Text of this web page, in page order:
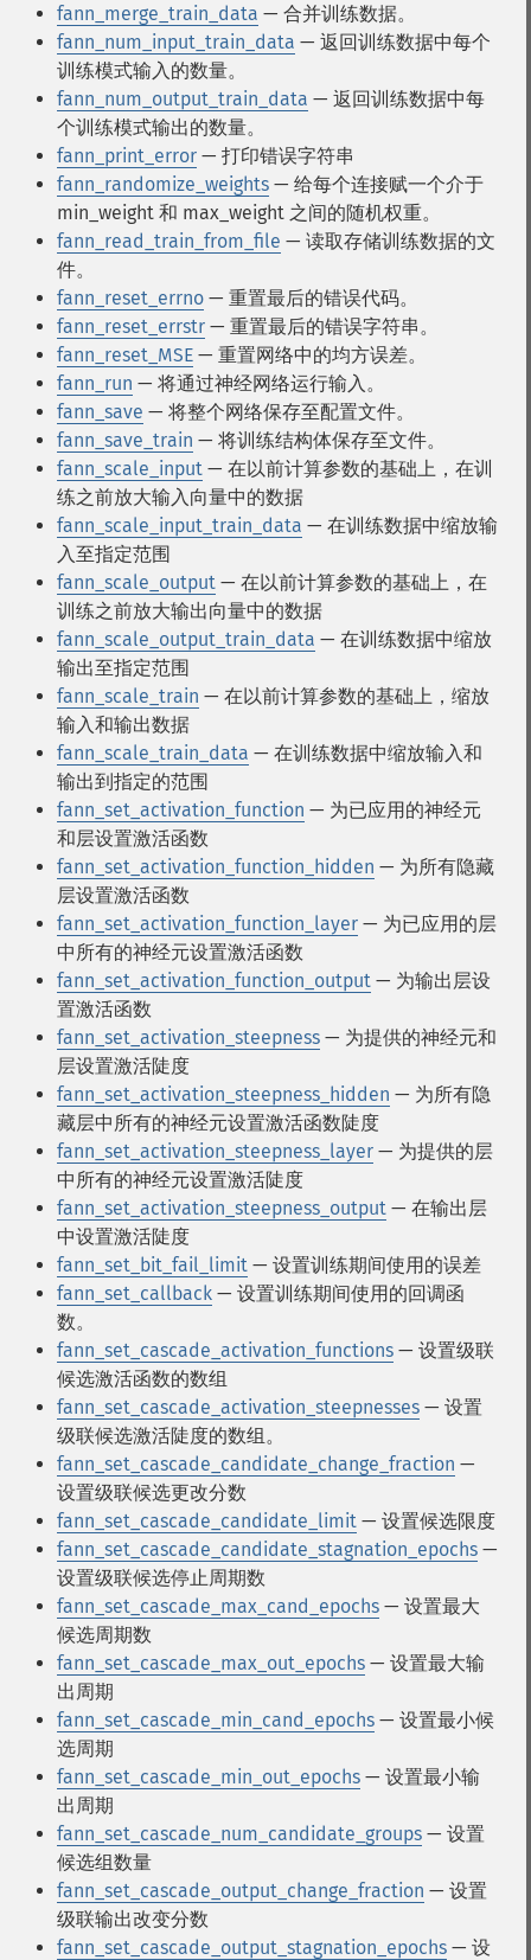
fann_merge_train_data — 合并训练数据。
fann_num_input_train_data — 返回训练数据中每个
训练模式输入的数量。
fann_num_output_train_data — 返回训练数据中每
个训练模式输出的数量。
fann_print_error — 打印错误字符串
fann_randomize_weights — 给每个连接赋一个介于
min_weight 和 max_weight 之间的随机权重。
fann_read_train_from_file — 读取存储训练数据的文
件。
fann_reset_errno — 重置最后的错误代码。
fann_reset_errstr — 重置最后的错误字符串。
fann_reset_MSE — 重置网络中的均方误差。
fann_run — 将通过神经网络运行输入。
fann_save — 将整个网络保存至配置文件。
fann_save_train — 将训练结构体保存至文件。
fann_scale_input — 在以前计算参数的基础上，在训
练之前放大输入向量中的数据
fann_scale_input_train_data — 在训练数据中缩放输
入至指定范围
fann_scale_output — 在以前计算参数的基础上，在
训练之前放大输出向量中的数据
fann_scale_output_train_data — 在训练数据中缩放
输出至指定范围
fann_scale_train — 在以前计算参数的基础上，缩放
输入和输出数据
fann_scale_train_data — 在训练数据中缩放输入和
输出到指定的范围
fann_set_activation_function — 为已应用的神经元
和层设置激活函数
fann_set_activation_function_hidden — 为所有隐藏
层设置激活函数
fann_set_activation_function_layer — 为已应用的层
中所有的神经元设置激活函数
fann_set_activation_function_output — 为输出层设
置激活函数
fann_set_activation_steepness — 为提供的神经元和
层设置激活陡度
fann_set_activation_steepness_hidden — 为所有隐
藏层中所有的神经元设置激活函数陡度
fann_set_activation_steepness_layer — 为提供的层
中所有的神经元设置激活陡度
fann_set_activation_steepness_output — 在输出层
中设置激活陡度
fann_set_bit_fail_limit — 设置训练期间使用的误差
fann_set_callback — 设置训练期间使用的回调函
数。
fann_set_cascade_activation_functions — 设置级联
候选激活函数的数组
fann_set_cascade_activation_steepnesses — 设置
级联候选激活陡度的数组。
fann_set_cascade_candidate_change_fraction —
设置级联候选更改分数
fann_set_cascade_candidate_limit — 设置候选限度
fann_set_cascade_candidate_stagnation_epochs —
设置级联候选停止周期数
fann_set_cascade_max_cand_epochs — 设置最大
候选周期数
fann_set_cascade_max_out_epochs — 设置最大输
出周期
fann_set_cascade_min_cand_epochs — 设置最小候
选周期
fann_set_cascade_min_out_epochs — 设置最小输
出周期
fann_set_cascade_num_candidate_groups — 设置
候选组数量
fann_set_cascade_output_change_fraction — 设置
级联输出改变分数
fann_set_cascade_output_stagnation_epochs — 设